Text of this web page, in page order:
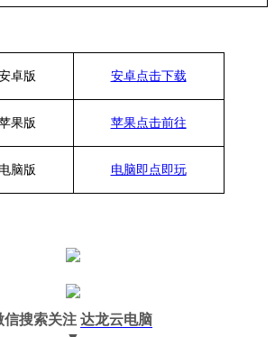
卓版 安卓点击下载
果版 苹果点击前往
电脑版 电脑即点即玩
信搜索关注 达龙云电脑